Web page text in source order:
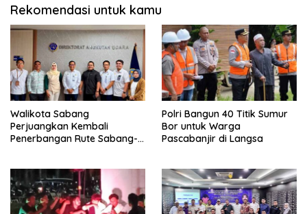
Rekomendasi untuk kamu
Walikota Sabang
Perjuangkan Kembali
Penerbangan Rute Sabang-
Polri Bangun 40 Titik Sumur
Bor untuk Warga
Pascabanjir di Langsa